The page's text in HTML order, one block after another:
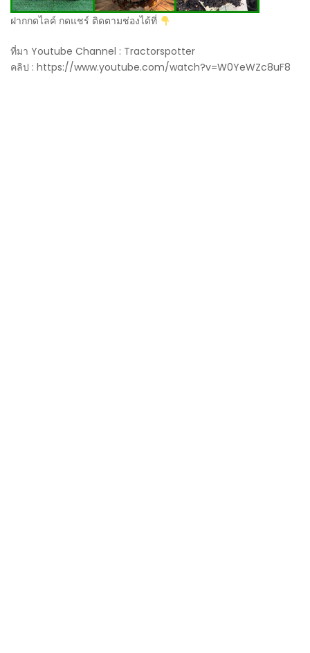
ฝากกดไลค์ กดแชร์ ติดตามช่องได้ที่
ที่มา Youtube Channel : Tractorspotter
คลิป : https://www.youtube.com/watch?v=W0YeWZc8uF8